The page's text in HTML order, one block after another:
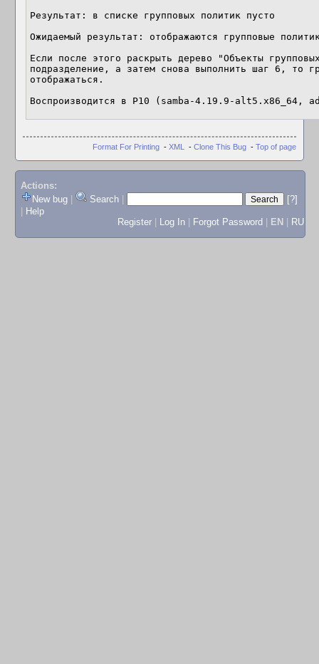
Результат: в списке групповых политик пусто
Ожидаемый результат: отображаются групповые
Если после этого раскрыть дерево "Объекты
подразделение, а затем снова выполнить шаг 6, то
отображаться.
Воспроизводится в Р10 (samba-4.19.9-alt5.x86_64,
Format For Printing - XML - Clone This Bug - Top of page
Actions:
New bug
Search
[?]
Help
Register
Log In Forgot Password EN RU